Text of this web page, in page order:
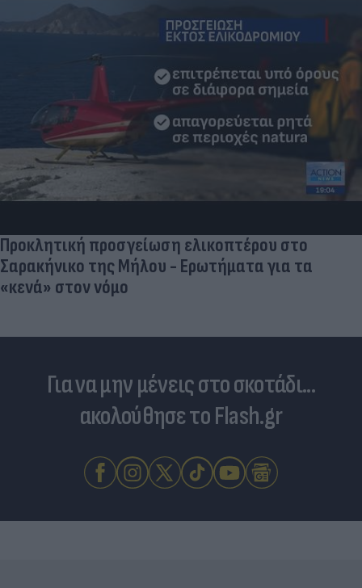
Στη «δίνη» του υπερτουρισμού τα Κουφονήσια:
Από «απάτητος» παράδεισος σε... κοσμοπολίτικο
Για να μην μένεις στο σκοτάδι...
ακολούθησε το Flash.gr